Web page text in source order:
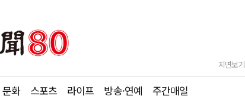
지면보기
문화 스포츠 라이프 방송·연예 주간매일